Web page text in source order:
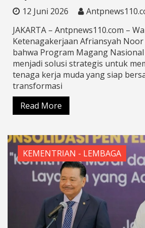
12 Juni 2026
JAKARTA – Antpnews110.com –
Ketenagakerjaan Afriansyah
bahwa Program Magang
menjadi solusi strategis untuk
tenaga kerja muda yang siap
transformasi
Read More
KEMENTRIAN - LEMBAGA